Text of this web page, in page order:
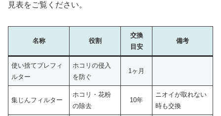
見表をご覧ください。
名称 役割
交換
目安
備考
使い捨てプレフィ
ルター
ホコリの侵入
を防ぐ
1ヶ月
集じんフィルター
ホコリ・花粉
の除去
10年
ニオイが取れない
時も交換